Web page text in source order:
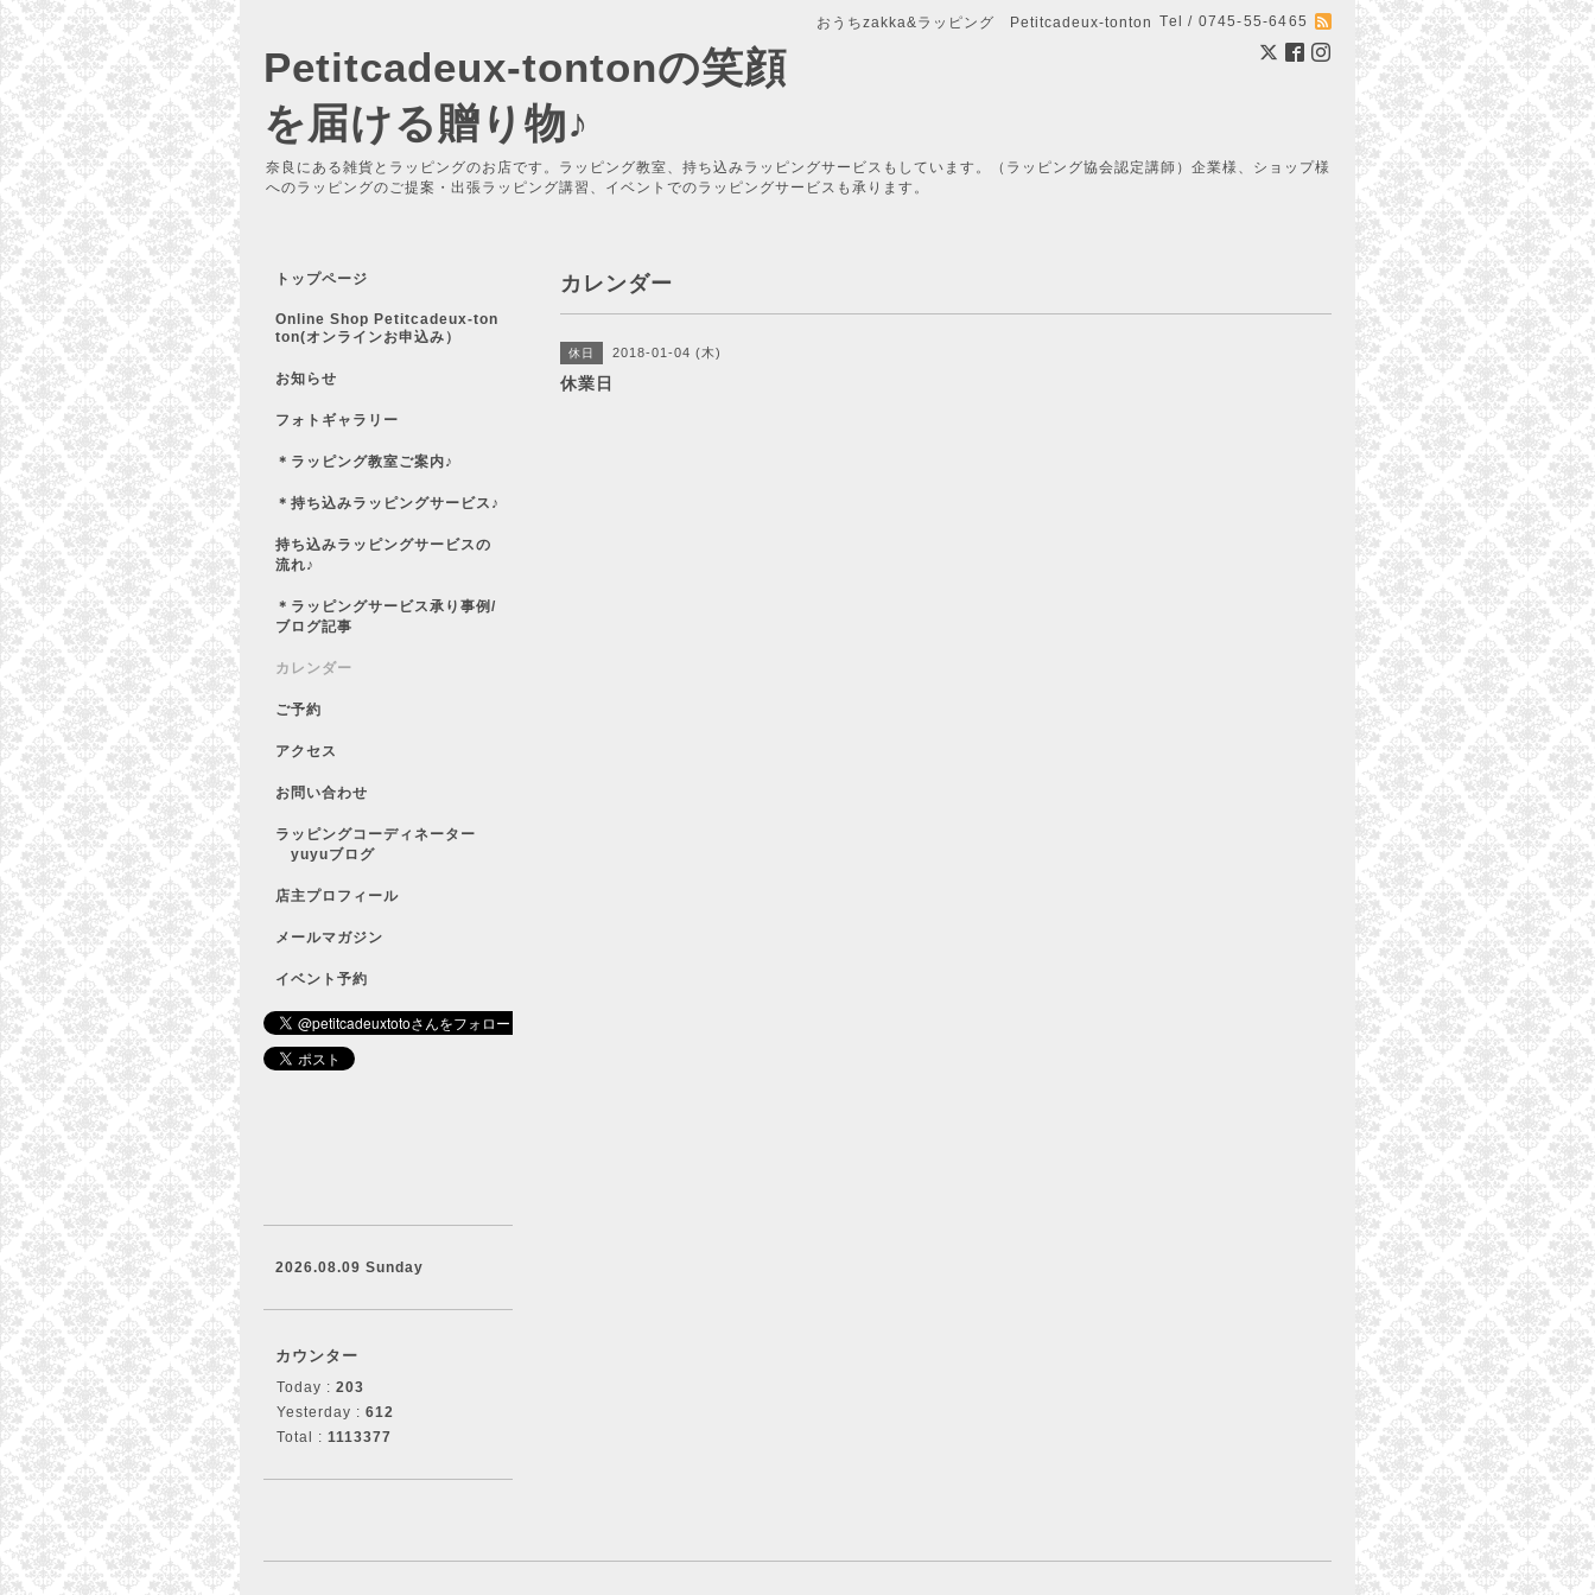
おうちzakka&ラッピング Petitcadeux-tonton Tel / 0745-55-6465
Petitcadeux-tontonの笑顔
を届ける贈り物♪
奈良にある雑貨とラッピングのお店です。ラッピング教室、持ち込みラッピングサービスもしています。（ラッピング協会認定講師）企業様、ショップ様
へのラッピングのご提案・出張ラッピング講習、イベントでのラッピングサービスも承ります。
カレンダー
休日 2018-01-04 (木)
休業日
トップページ
Online Shop Petitcadeux-ton
ton(オンラインお申込み）
お知らせ
フォトギャラリー
＊ラッピング教室ご案内♪
＊持ち込みラッピングサービス♪
持ち込みラッピングサービスの
流れ♪
＊ラッピングサービス承り事例/
ブログ記事
カレンダー
ご予約
アクセス
お問い合わせ
ラッピングコーディネーター
yuyuブログ
店主プロフィール
メールマガジン
イベント予約
2026.08.09 Sunday
カウンター
Today : 203
Yesterday : 612
Total : 1113377